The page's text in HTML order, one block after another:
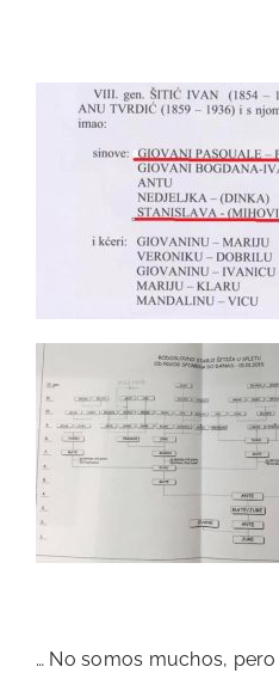
… No somos muchos,